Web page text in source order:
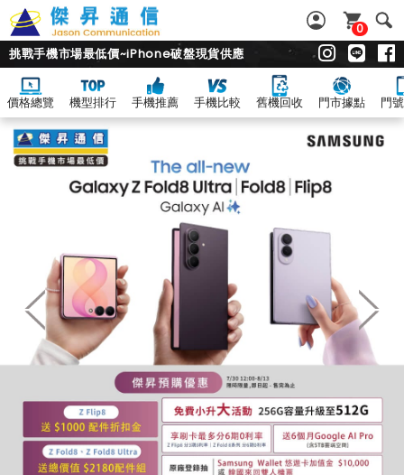
0
挑戰手機市場最低價~iPhone破盤現貨供應
價格總覽 機型排行 手機推薦 手機比較 舊機回收 門市據點 門